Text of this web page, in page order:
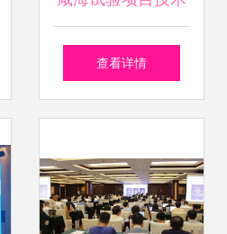
交流简讯
查看详情